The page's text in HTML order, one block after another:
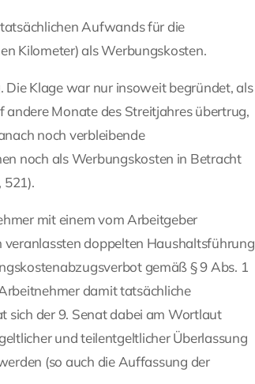
Aufwands für die
Kilometer) als Werbungskosten.
Die Klage war nur insoweit begründet, als
Monate des Streitjahres übertrug,
noch verbleibende
noch als Werbungskosten in Betracht
521).
mit einem vom Arbeitgeber
doppelten Haushaltsführung
gemäß § 9 Abs. 1
damit tatsächliche
sich der 9. Senat dabei am Wortlaut
und teilentgeltlicher Überlassung
(so auch die Auffassung der